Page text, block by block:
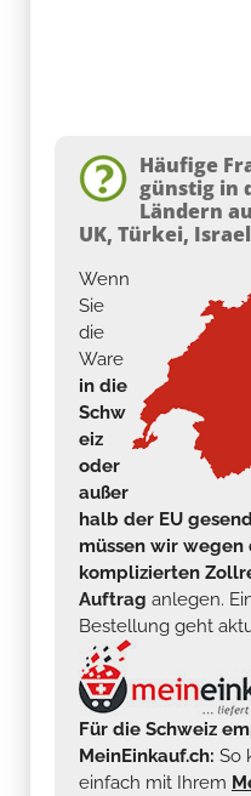
Häufige
günstig in
Ländern
UK, Türkei,
Wenn
Sie
die
Ware
in die
Schw
eiz
oder
außer
halb der EU
müssen wir
komplizierten
Auftrag anlegen.
Bestellung geht
Für die Schweiz
MeinEinkauf.ch: So
einfach mit Ihrem